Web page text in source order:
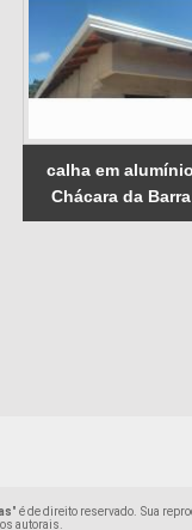
calha em alumínio
Chácara da Barra
" é de direito reservado. Sua
autorais.